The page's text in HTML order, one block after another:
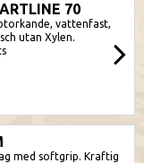
70
vattenfast,
utan Xylen.
med softgrip. Kraftig